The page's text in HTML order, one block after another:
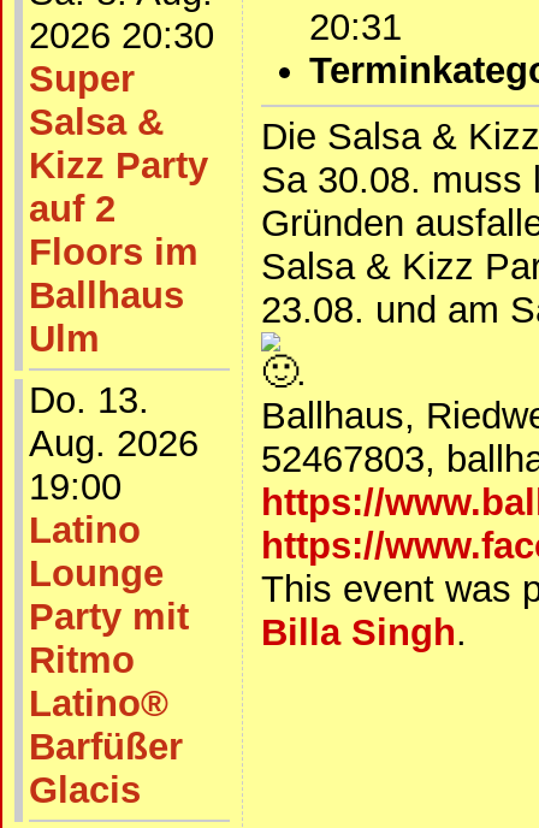
2026 20:30
Super
Salsa &
Kizz Party
auf 2
Floors im
Ballhaus
Ulm
Do. 13.
Aug. 2026
19:00
Latino
Lounge
Party mit
Ritmo
Latino®
Barfüßer
Glacis
20:31
Die Salsa &
Sa 30.08. muss
Gründen
Salsa & Kizz
23.08. und am
.
Ballhaus,
52467803,
https://
https://
This event was
Billa Singh.